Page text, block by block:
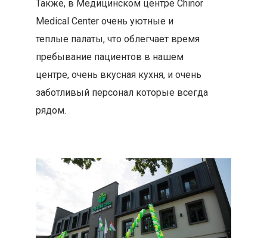
Также, в Медицинском центре Chinor
Medical Center очень уютные и
теплые палаты, что облегчает время
пребывание пациентов в нашем
центре, очень вкусная кухня, и очень
заботливый персонал которые всегда
рядом.